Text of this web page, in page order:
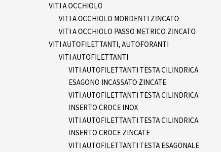
VITI A OCCHIOLO
VITI A OCCHIOLO MORDENTI ZINCATO
VITI A OCCHIOLO PASSO METRICO ZINCATO
VITI AUTOFILETTANTI, AUTOFORANTI
VITI AUTOFILETTANTI
VITI AUTOFILETTANTI TESTA CILINDRICA
ESAGONO INCASSATO ZINCATE
VITI AUTOFILETTANTI TESTA CILINDRICA
INSERTO CROCE INOX
VITI AUTOFILETTANTI TESTA CILINDRICA
INSERTO CROCE ZINCATE
VITI AUTOFILETTANTI TESTA ESAGONALE